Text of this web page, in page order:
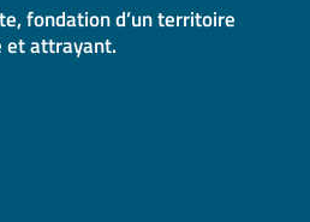
fondation d’un territoire
et attrayant.